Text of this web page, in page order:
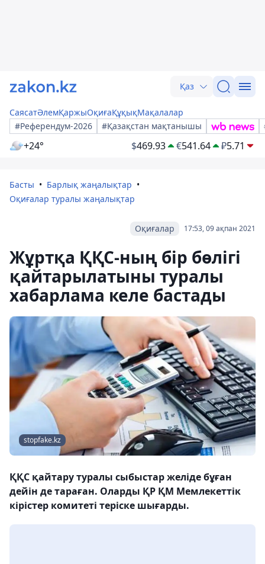
Қаз
СаясатӘлемҚаржыОқиғаҚұқықМақалалар
#Референдум-2026
#Қазақстан мақтанышы
+24° $469.93 €541.64 ₽5.71
Басты
Барлық жаңалықтар
Оқиғалар туралы жаңалықтар
17:53, 09 ақпан 2021
Оқиғалар
Жұртқа ҚҚС-ның бір бөлігі
қайтарылатыны туралы
хабарлама келе бастады
stopfake.kz
ҚҚС қайтару туралы сыбыстар желіде бұған
дейін де тараған. Оларды ҚР ҚМ Мемлекеттік
кірістер комитеті теріске шығарды.